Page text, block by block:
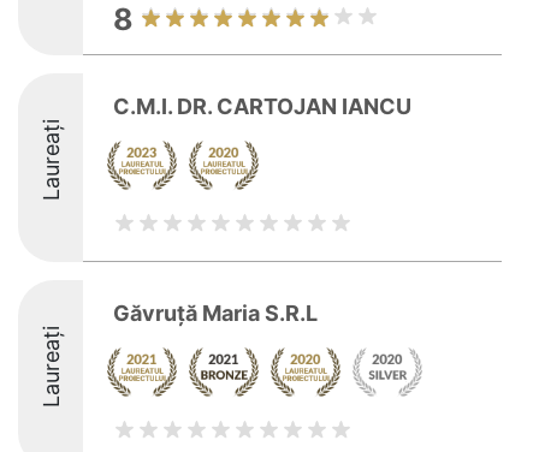
8
Laureați
C.M.I. DR. CARTOJAN IANCU
Laureați
Găvruţă Maria S.R.L